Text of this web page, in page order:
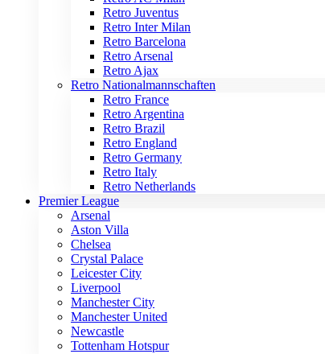
Retro Juventus
Retro Inter Milan
Retro Barcelona
Retro Arsenal
Retro Ajax
Retro Nationalmannschaften
Retro France
Retro Argentina
Retro Brazil
Retro England
Retro Germany
Retro Italy
Retro Netherlands
Premier League
Arsenal
Aston Villa
Chelsea
Crystal Palace
Leicester City
Liverpool
Manchester City
Manchester United
Newcastle
Tottenham Hotspur